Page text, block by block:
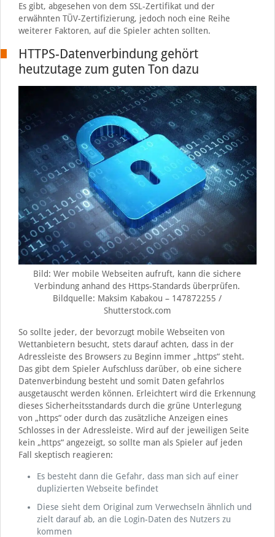
Es gibt, abgesehen von dem SSL-Zertifikat und der
erwähnten TÜV-Zertifizierung, jedoch noch eine Reihe
weiterer Faktoren, auf die Spieler achten sollten.
HTTPS-Datenverbindung gehört
heutzutage zum guten Ton dazu
Bild: Wer mobile Webseiten aufruft, kann die sichere
Verbindung anhand des Https-Standards überprüfen.
Bildquelle: Maksim Kabakou – 147872255 /
Shutterstock.com
So sollte jeder, der bevorzugt mobile Webseiten von
Wettanbietern besucht, stets darauf achten, dass in der
Adressleiste des Browsers zu Beginn immer „https“ steht.
Das gibt dem Spieler Aufschluss darüber, ob eine sichere
Datenverbindung besteht und somit Daten gefahrlos
ausgetauscht werden können. Erleichtert wird die Erkennung
dieses Sicherheitsstandards durch die grüne Unterlegung
von „https“ oder durch das zusätzliche Anzeigen eines
Schlosses in der Adressleiste. Wird auf der jeweiligen Seite
kein „https“ angezeigt, so sollte man als Spieler auf jeden
Fall skeptisch reagieren:
Es besteht dann die Gefahr, dass man sich auf einer
duplizierten Webseite befindet
Diese sieht dem Original zum Verwechseln ähnlich und
zielt darauf ab, an die Login-Daten des Nutzers zu
kommen